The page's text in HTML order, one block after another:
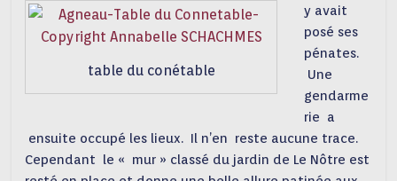
table du conétable
y avait
posé ses
pénates.
Une
gendarme
rie a
ensuite occupé les lieux. Il n’en reste aucune trace.
Cependant le « mur » classé du jardin de Le Nôtre est